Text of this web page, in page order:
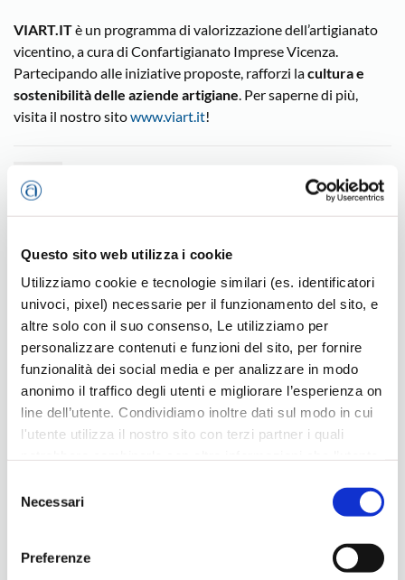
Questo sito web utilizza i cookie
Utilizziamo cookie e tecnologie similari (es. identificatori
univoci, pixel) necessarie per il funzionamento del sito, e
altre solo con il suo consenso, Le utilizziamo per
personalizzare contenuti e funzioni del sito, per fornire
funzionalità dei social media e per analizzare in modo
anonimo il traffico degli utenti e migliorare l’esperienza on
line dell’utente. Condividiamo inoltre dati sul modo in cui
l'utente utilizza il nostro sito con terzi partner i quali
loro servizi, per finalità pubblicitarie creando elenchi di
segmenti di pubblico per fornire annunci sui social media
comportamenti degli utenti. Lei può dare, rifiutare o
delNecessari
Preferenze
VIART.ITè un programma di valorizzazione dell’artigianato
vicentino, a cura di Confartigianato Imprese Vicenza.
Partecipando alle iniziative proposte, rafforzi lacultura e
sostenibilità delle aziende artigiane. Per saperne di più,
visita il nostro sitowww.viart.it!
Ultimi eventi